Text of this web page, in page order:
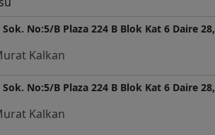
No:5/B Plaza 224 B Blok Kat 6 Daire 28,
Kalkan
No:5/B Plaza 224 B Blok Kat 6 Daire 28,
Kalkan